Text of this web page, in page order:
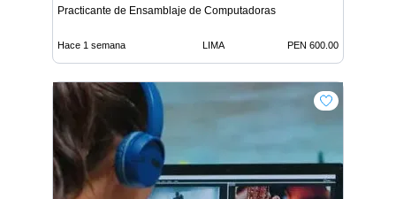
Practicante de Ensamblaje de Computadoras
Hace 1 semana LIMA PEN 600.00